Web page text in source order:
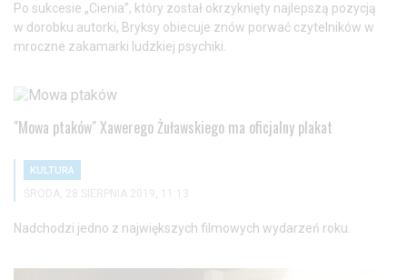
Po sukcesie „Cienia”, który został okrzyknięty najlepszą pozycją
w dorobku autorki, Bryksy obiecuje znów porwać czytelników w
mroczne zakamarki ludzkiej psychiki.
"Mowa ptaków" Xawerego Żuławskiego ma oficjalny plakat
KULTURA
ŚRODA, 28 SIERPNIA 2019, 11:13
Nadchodzi jedno z największych filmowych wydarzeń roku.